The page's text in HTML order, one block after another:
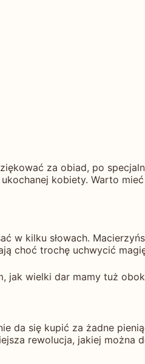
za obiad, po
kobiety. Warto
w kilku słowach.
choć trochę uchwycić
jak wielki dar mamy tuż
da się kupić za żadne
rewolucja, jakiej można